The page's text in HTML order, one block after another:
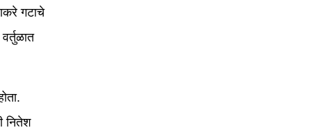
गटाचे
नितेश